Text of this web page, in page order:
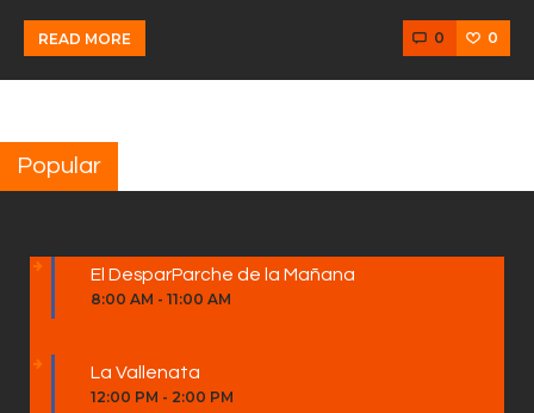
READ MORE 0 0
Popular
El DesparParche de la Mañana
8:00 AM - 11:00 AM
La Vallenata
12:00 PM - 2:00 PM